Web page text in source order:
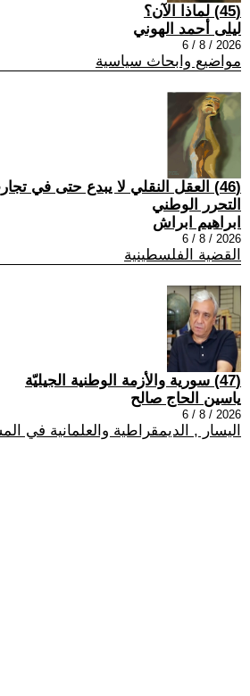
(45) لماذا الآن؟
ليلى أحمد الهوني
2026 / 8 / 6
مواضيع وابحاث سياسية
(46) العقل النقلي لا يبدع حتى في
التحرر الوطني
ابراهيم ابراش
2026 / 8 / 6
القضية الفلسطينية
(47) سورية والأزمة الوطنية الجيليّة
ياسين الحاج صالح
2026 / 8 / 6
اليسار , الديمقراطية والعلمانية في